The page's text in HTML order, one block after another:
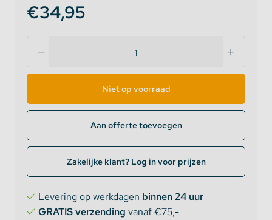
€34,95
Niet op voorraad
Aan offerte toevoegen
Zakelijke klant? Log in voor prijzen
Levering op werkdagen binnen 24 uur
GRATIS verzending vanaf €75,-